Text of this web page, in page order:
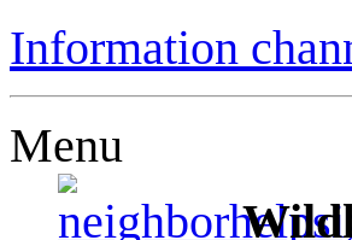
Information
Menu